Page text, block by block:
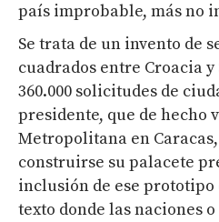
país improbable, más no
Se trata de un invento de
cuadrados entre Croacia y
360.000 solicitudes de
presidente, que de hecho
Metropolitana en
construirse su palacete
inclusión de ese prototipo
texto donde las naciones